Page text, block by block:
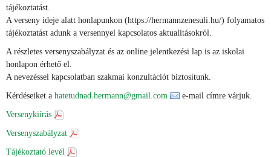
tájékoztatást.
A verseny ideje alatt honlapunkon (https://hermannzenesuli.hu/) folyamatos
tájékoztatást adunk a versennyel kapcsolatos aktualitásokról.
A részletes versenyszabályzat és az online jelentkezési lap is az iskolai
honlapon érhető el.
A nevezéssel kapcsolatban szakmai konzultációt biztosítunk.
Kérdéseiket a hatetudnad.hermann@gmail.com e-mail címre várjuk.
Versenykiírás
Versenyszabályzat
Tájékoztató levél